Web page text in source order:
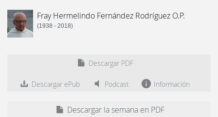
Fray Hermelindo Fernández Rodríguez O.P.
(1938 - 2018)
Descargar PDF
Descargar ePub Podcast Información
Descargar la semana en PDF